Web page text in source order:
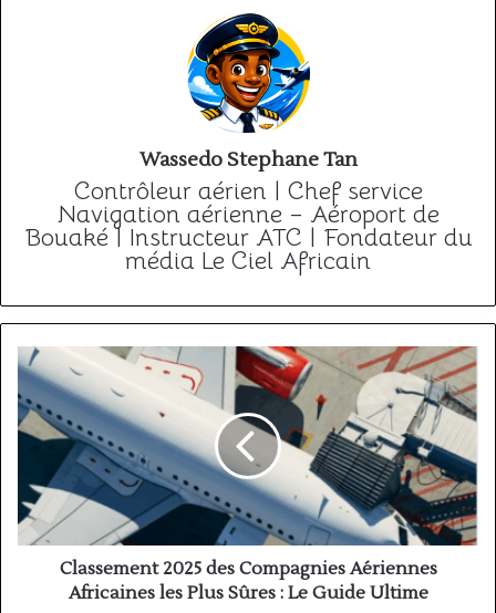
Wassedo Stephane Tan
Contrôleur aérien | Chef service
Navigation aérienne – Aéroport de
Bouaké | Instructeur ATC | Fondateur du
média Le Ciel Africain
Classement
2025
des
Compagnies
Aériennes
Africaines
les
Plus
Sûres
Classement 2025 des Compagnies Aériennes
Africaines les Plus Sûres : Le Guide Ultime